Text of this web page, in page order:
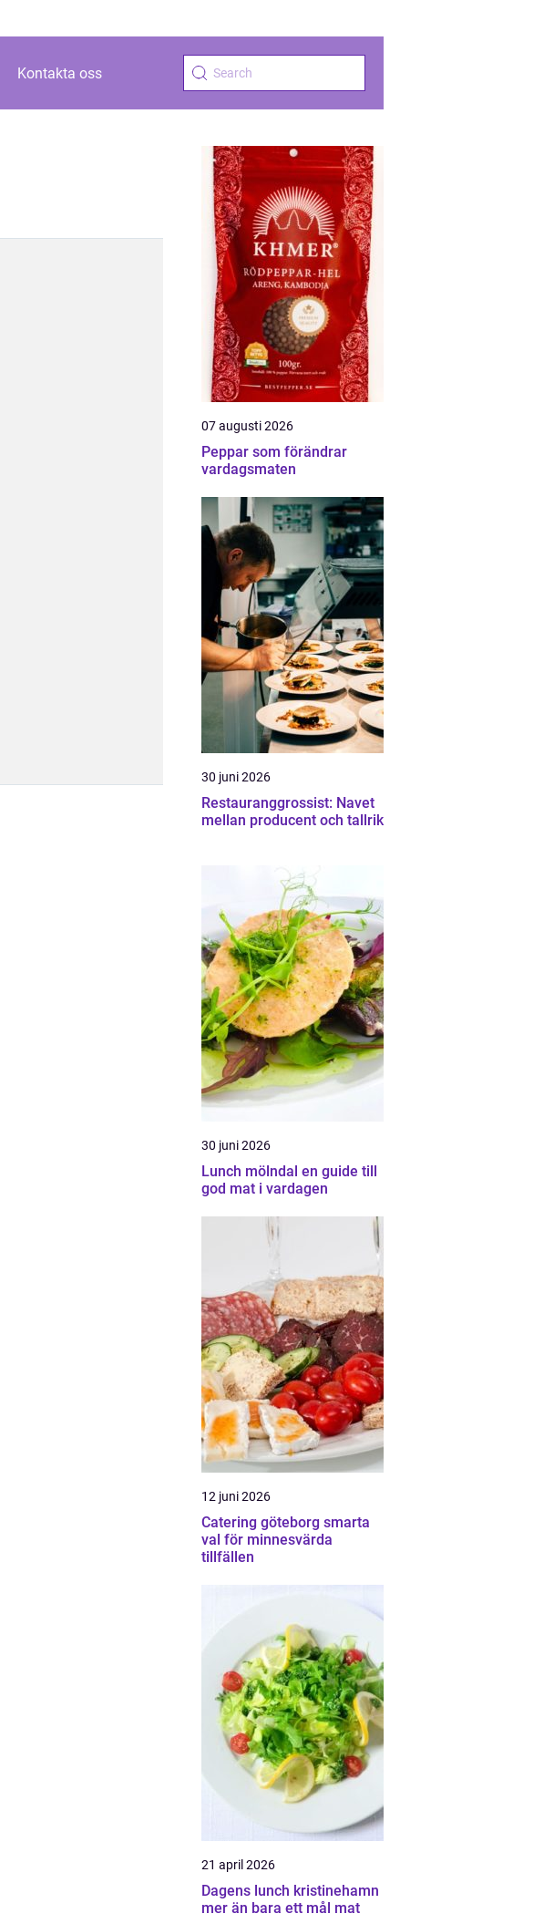
Kontakta oss
07 augusti 2026
Peppar som förändrar
vardagsmaten
30 juni 2026
Restauranggrossist: Navet
mellan producent och tallrik
30 juni 2026
Lunch mölndal en guide till
god mat i vardagen
12 juni 2026
Catering göteborg smarta
val för minnesvärda
tillfällen
21 april 2026
Dagens lunch kristinehamn
mer än bara ett mål mat